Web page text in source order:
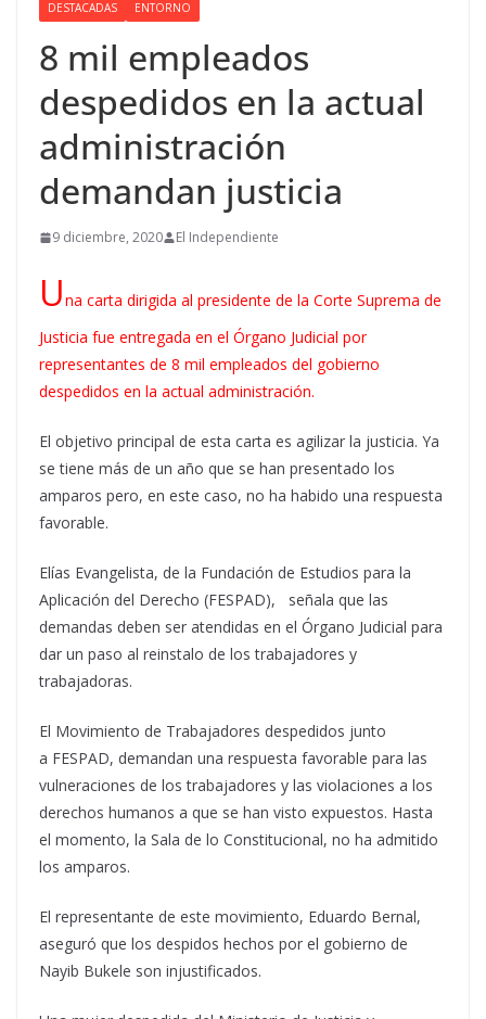
DESTACADAS ENTORNO
8 mil empleados
despedidos en la actual
administración
demandan justicia
9 diciembre, 2020 El Independiente
Una carta dirigida al presidente de la Corte Suprema de
Justicia fue entregada en el Órgano Judicial por
representantes de 8 mil empleados del gobierno
despedidos en la actual administración.
El objetivo principal de esta carta es agilizar la justicia. Ya
se tiene más de un año que se han presentado los
amparos pero, en este caso, no ha habido una respuesta
favorable.
Elías Evangelista, de la Fundación de Estudios para la
Aplicación del Derecho (FESPAD), señala que las
demandas deben ser atendidas en el Órgano Judicial para
dar un paso al reinstalo de los trabajadores y
trabajadoras.
El Movimiento de Trabajadores despedidos junto
a FESPAD, demandan una respuesta favorable para las
vulneraciones de los trabajadores y las violaciones a los
derechos humanos a que se han visto expuestos. Hasta
el momento, la Sala de lo Constitucional, no ha admitido
los amparos.
El representante de este movimiento, Eduardo Bernal,
aseguró que los despidos hechos por el gobierno de
Nayib Bukele son injustificados.